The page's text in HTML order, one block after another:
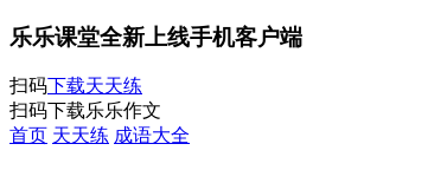
乐乐课堂全新上线手机客户端
扫码下载天天练
扫码下载乐乐作文
首页 天天练 成语大全